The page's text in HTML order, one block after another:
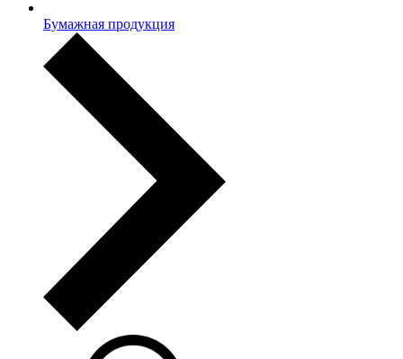
Бумажная продукция